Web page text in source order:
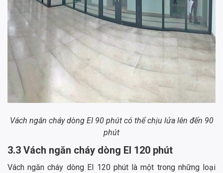
Vách ngăn cháy dòng EI 90 phút có thể chịu lửa lên đến 90
phút
3.3 Vách ngăn cháy dòng EI 120 phút
Vách ngăn cháy dòng EI 120 phút là một trong những loại